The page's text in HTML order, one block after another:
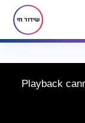
שידור חי
Playback